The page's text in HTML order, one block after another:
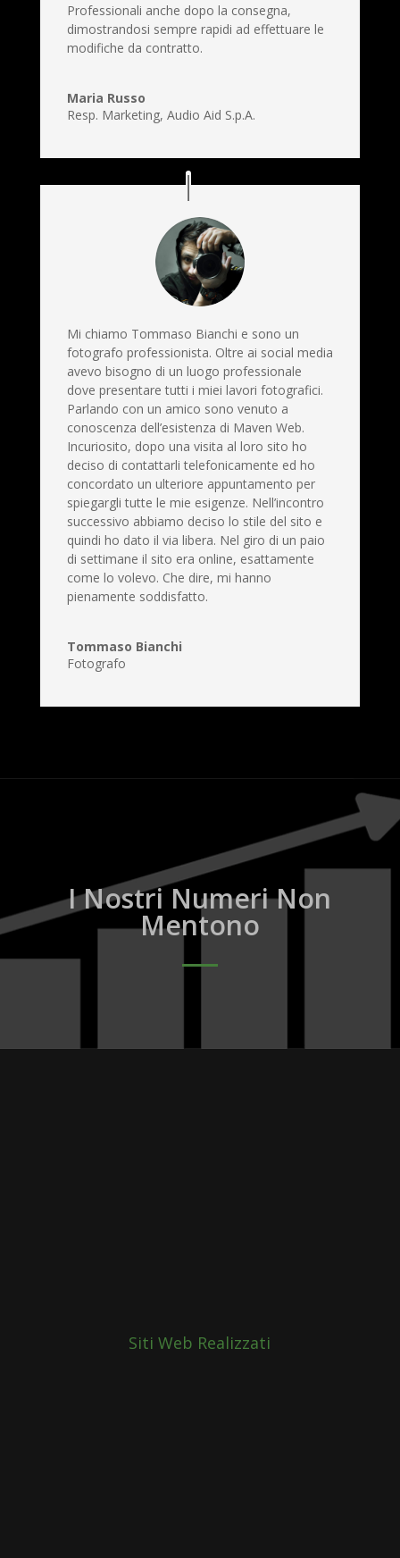
Professionali anche dopo la consegna,
dimostrandosi sempre rapidi ad effettuare le
modifiche da contratto.
Maria Russo
Resp. Marketing, Audio Aid S.p.A.
Mi chiamo Tommaso Bianchi e sono un
fotografo professionista. Oltre ai social media
avevo bisogno di un luogo professionale
dove presentare tutti i miei lavori fotografici.
Parlando con un amico sono venuto a
conoscenza dell’esistenza di Maven Web.
Incuriosito, dopo una visita al loro sito ho
deciso di contattarli telefonicamente ed ho
concordato un ulteriore appuntamento per
spiegargli tutte le mie esigenze. Nell’incontro
successivo abbiamo deciso lo stile del sito e
quindi ho dato il via libera. Nel giro di un paio
di settimane il sito era online, esattamente
come lo volevo. Che dire, mi hanno
pienamente soddisfatto.
Tommaso Bianchi
Fotografo
I Nostri Numeri Non
Mentono
Siti Web Realizzati